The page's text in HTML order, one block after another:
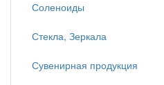
Соленоиды
Стекла, Зеркала
Сувенирная продукция